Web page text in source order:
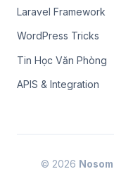
Laravel Framework
WordPress Tricks
Tin Học Văn Phòng
APIS & Integration
© 2026